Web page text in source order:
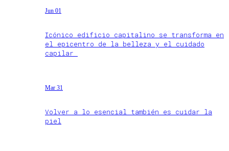
Jun 01
Icónico edificio capitalino se transforma en
el epicentro de la belleza y el cuidado
capilar
Mar 31
Volver a lo esencial también es cuidar la
piel